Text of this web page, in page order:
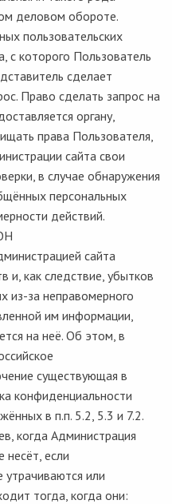
деловом обороте.
пользовательских
с которого Пользователь
сделает
Право сделать запрос на
органу,
права Пользователя,
сайта свои
в случае обнаружения
персональных
действий.
сайта
и, как следствие, убытков
из-за неправомерного
им информации,
на неё. Об этом, в
существующая в
конфиденциальности
в п.п. 5.2, 5.3 и 7.2.
когда Администрация
несёт, если
утрачиваются или
тогда, когда они: